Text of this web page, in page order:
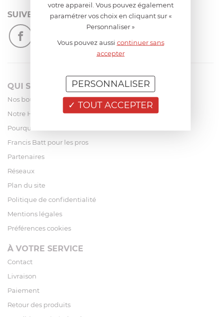
SUIVEZ-NOUS
QUI SOMMES-NOUS?
Nos boutiques
Notre Histoire
Pourquoi acheter chez Francis Batt ?
Francis Batt pour les pros
Partenaires
Réseaux
Plan du site
Politique de confidentialité
Mentions légales
Préférences cookies
À VOTRE SERVICE
Contact
Livraison
Paiement
Retour des produits
votre appareil. Vous pouvez également
paramétrer vos choix en cliquant sur «
Personnaliser »
Vous pouvez aussi continuer sans
accepter
TOUT ACCEPTER
PERSONNALISER